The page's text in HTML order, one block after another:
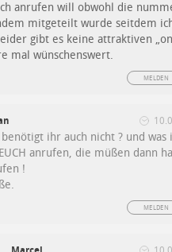
anrufen will obwohl die
mitgeteilt wurde seitdem
gibt es keine attraktiven
mal wünschenswert.
MELDEN
benötigt ihr auch nicht ? und
anrufen, die müßen dann
!
MELDEN